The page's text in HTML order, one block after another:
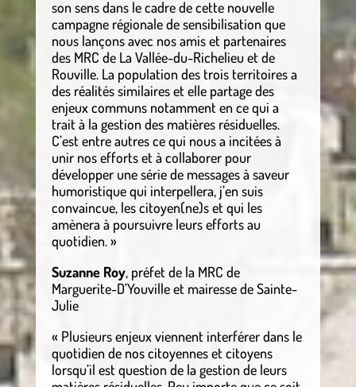
son sens dans le cadre de cette nouvelle
campagne régionale de sensibilisation que
nous lançons avec nos amis et partenaires
des MRC de La Vallée-du-Richelieu et de
Rouville. La population des trois territoires a
des réalités similaires et elle partage des
enjeux communs notamment en ce qui a
trait à la gestion des matières résiduelles.
C’est entre autres ce qui nous a incitées à
unir nos efforts et à collaborer pour
développer une série de messages à saveur
humoristique qui interpellera, j’en suis
convaincue, les citoyen(ne)s et qui les
amènera à poursuivre leurs efforts au
quotidien. »
Suzanne Roy, préfet de la MRC de
Marguerite-D’Youville et mairesse de Sainte-
Julie
« Plusieurs enjeux viennent interférer dans le
quotidien de nos citoyennes et citoyens
lorsqu’il est question de la gestion de leurs